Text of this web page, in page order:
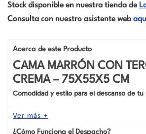
Stock disponible en nuestra tienda de
Consulta con nuestro asistente web
Acerca de este Producto
CAMA MARRÓN CON
CREMA – 75X55X5 CM
Comodidad y estilo para el descanso de tu
Ver más +
¿Cómo Funciona el Despacho?